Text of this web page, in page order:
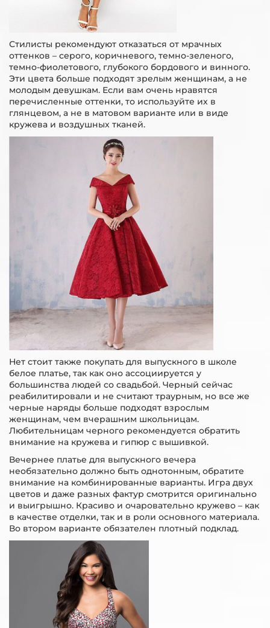
Стилисты рекомендуют отказаться от мрачных
оттенков – серого, коричневого, темно-зеленого,
темно-фиолетового, глубокого бордового и винного.
Эти цвета больше подходят зрелым женщинам, а не
молодым девушкам. Если вам очень нравятся
перечисленные оттенки, то используйте их в
глянцевом, а не в матовом варианте или в виде
кружева и воздушных тканей.
Нет стоит также покупать для выпускного в школе
белое платье, так как оно ассоциируется у
большинства людей со свадьбой. Черный сейчас
реабилитировали и не считают траурным, но все же
черные наряды больше подходят взрослым
женщинам, чем вчерашним школьницам.
Любительницам черного рекомендуется обратить
внимание на кружева и гипюр с вышивкой.
Вечернее платье для выпускного вечера
необязательно должно быть однотонным, обратите
внимание на комбинированные варианты. Игра двух
цветов и даже разных фактур смотрится оригинально
и выигрышно. Красиво и очаровательно кружево – как
в качестве отделки, так и в роли основного материала.
Во втором варианте обязателен плотный подклад.